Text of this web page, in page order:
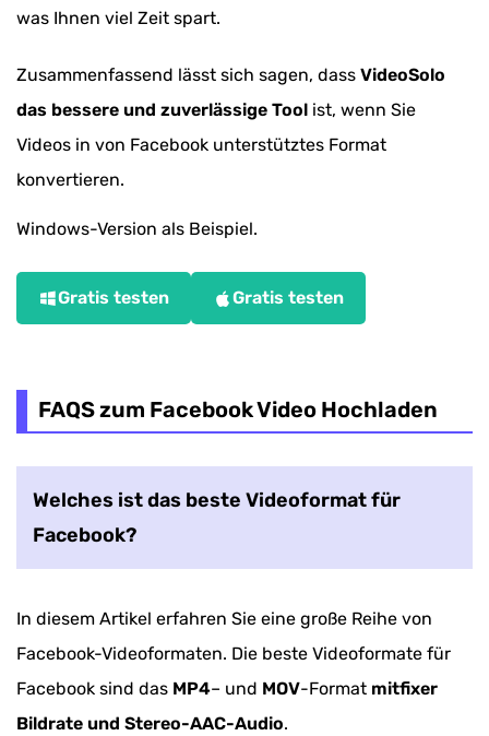
was Ihnen viel Zeit spart.
Zusammenfassend lässt sich sagen, dass VideoSolo
das bessere und zuverlässige Tool ist, wenn Sie
Videos in von Facebook unterstütztes Format
konvertieren.
Windows-Version als Beispiel.
Gratis testen Gratis testen
FAQS zum Facebook Video Hochladen
Welches ist das beste Videoformat für
Facebook?
In diesem Artikel erfahren Sie eine große Reihe von
Facebook-Videoformaten. Die beste Videoformate für
Facebook sind das MP4– und MOV-Format mitfixer
Bildrate und Stereo-AAC-Audio.